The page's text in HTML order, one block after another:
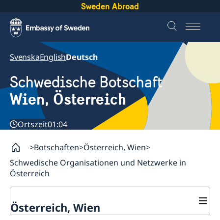
Sweden Abroad
SvenskaEnglishDeutsch
Schwedische Botschaft
Wien, Österreich
Ortszeit01:04
Botschaften Österreich, Wien
Schwedische Organisationen und Netzwerke in
Österreich
Österreich, Wien